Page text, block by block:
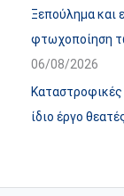
ω
ν
ι
σ
τ
ο
χ
ο
Ξεπούλημα και
φτωχοποίηση
06/08/2026
ίδιο έργο